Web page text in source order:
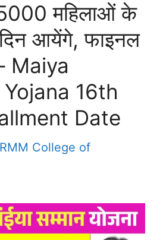
महिलाओं के
आयेंगे, फाइनल
Maiya
16th
Date
RMM College of